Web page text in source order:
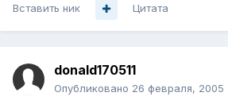
Вставить ник Цитата
donald170511
Опубликовано 26 февраля, 2005